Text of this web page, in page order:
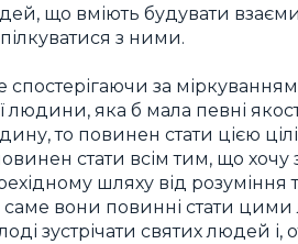
що вміють будувати
з ними.
спостерігаючи за
людини, яка б мала певні
то повинен стати цією
стати всім тим, що
шляху від розуміння
вони повинні стати
зустрічати святих людей